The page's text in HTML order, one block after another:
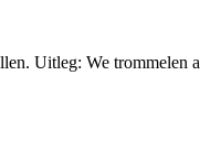
Uitleg: We trommelen